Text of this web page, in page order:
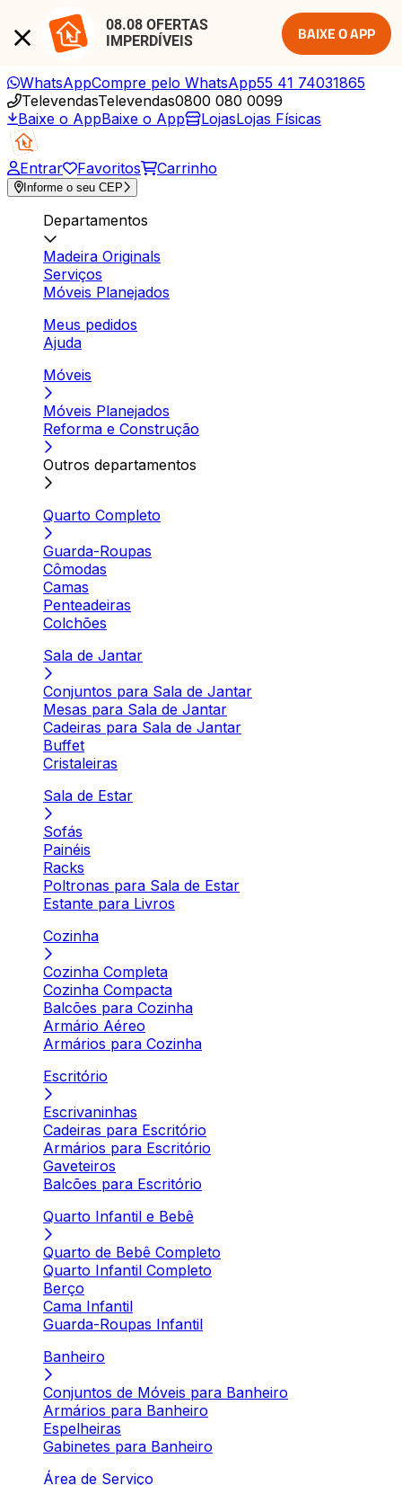
08.08 OFERTAS
IMPERDÍVEIS
BAIXE O APP
WhatsAppCompre pelo WhatsApp55 41 74031865
TelevendasTelevendas0800 080 0099
Baixe o AppBaixe o App LojasLojas Físicas
Entrar Favoritos Carrinho
Informe o seu CEP
Departamentos
Madeira Originals
Serviços
Móveis Planejados
Meus pedidos
Ajuda
Móveis
Móveis Planejados
Reforma e Construção
Outros departamentos
Quarto Completo
Guarda-Roupas
Cômodas
Camas
Penteadeiras
Colchões
Sala de Jantar
Conjuntos para Sala de Jantar
Mesas para Sala de Jantar
Cadeiras para Sala de Jantar
Buffet
Cristaleiras
Sala de Estar
Sofás
Painéis
Racks
Poltronas para Sala de Estar
Estante para Livros
Cozinha
Cozinha Completa
Cozinha Compacta
Balcões para Cozinha
Armário Aéreo
Armários para Cozinha
Escritório
Escrivaninhas
Cadeiras para Escritório
Armários para Escritório
Gaveteiros
Balcões para Escritório
Quarto Infantil e Bebê
Quarto de Bebê Completo
Quarto Infantil Completo
Berço
Cama Infantil
Guarda-Roupas Infantil
Banheiro
Conjuntos de Móveis para Banheiro
Armários para Banheiro
Espelheiras
Gabinetes para Banheiro
Área de Serviço